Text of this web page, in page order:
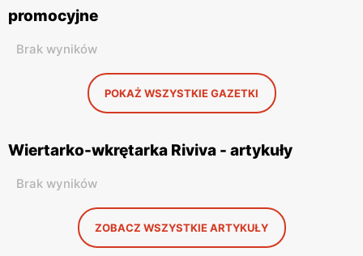
promocyjne
Brak wyników
POKAŻ WSZYSTKIE GAZETKI
Wiertarko-wkrętarka Riviva - artykuły
Brak wyników
ZOBACZ WSZYSTKIE ARTYKUŁY